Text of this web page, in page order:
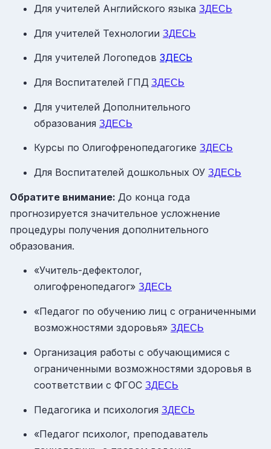
Для учителей Английского языка ЗДЕСЬ
Для учителей Технологии ЗДЕСЬ
Для учителей Логопедов ЗДЕСЬ
Для Воспитателей ГПД ЗДЕСЬ
Для учителей Дополнительного
образования ЗДЕСЬ
Курсы по Олигофренопедагогике ЗДЕСЬ
Для Воспитателей дошкольных ОУ ЗДЕСЬ​
Обратите внимание: До конца года
прогнозируется значительное усложнение
процедуры получения дополнительного
образования.
«Учитель-дефектолог,
олигофренопедагог» ЗДЕСЬ
«Педагог по обучению лиц с ограниченными
возможностями здоровья» ЗДЕСЬ
Организация работы с обучающимися с
ограниченными возможностями здоровья в
соответствии с ФГОС ЗДЕСЬ
Педагогика и психология ЗДЕСЬ
«Педагог психолог, преподаватель